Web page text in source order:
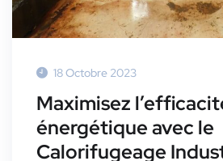
18 Octobre 2023
Maximisez
énergétique avec le
Calorifugeage